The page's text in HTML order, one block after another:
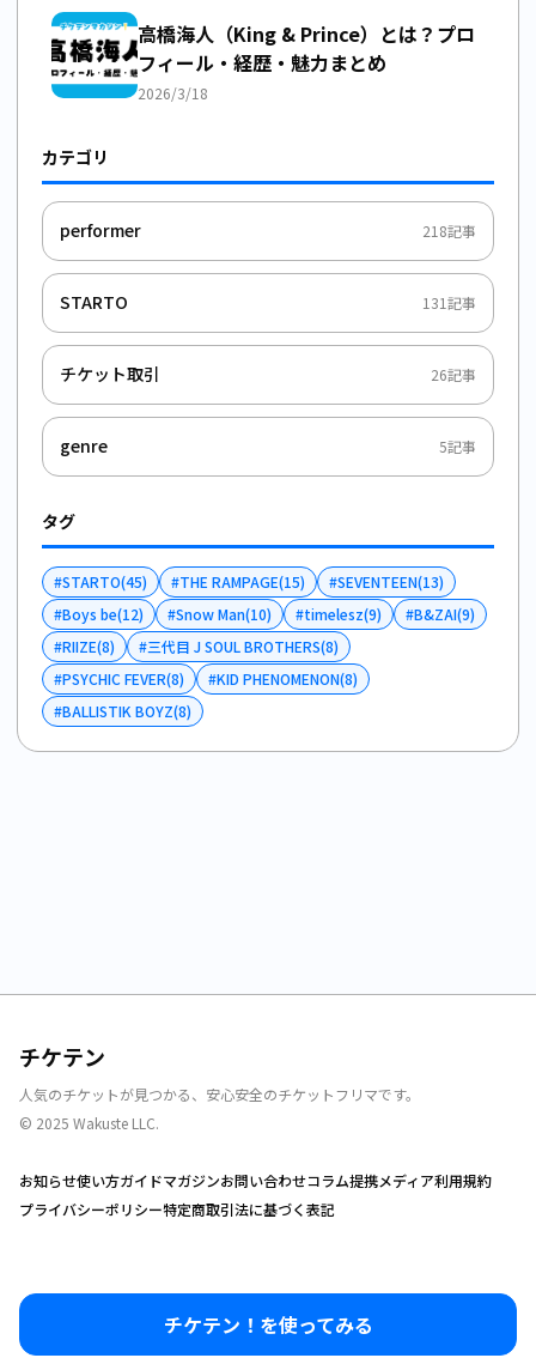
高橋海人（King & Prince）とは？プロ
フィール・経歴・魅力まとめ
2026/3/18
カテゴリ
performer 218記事
STARTO 131記事
チケット取引 26記事
genre 5記事
タグ
#STARTO(45) #THE RAMPAGE(15) #SEVENTEEN(13)
#Boys be(12) #Snow Man(10) #timelesz(9) #B&ZAI(9)
#RIIZE(8) #三代目 J SOUL BROTHERS(8)
#PSYCHIC FEVER(8) #KID PHENOMENON(8)
#BALLISTIK BOYZ(8)
チケテン！を使ってみる
チケテン
人気のチケットが見つかる、安心安全のチケットフリマです。
© 2025 Wakuste LLC.
お知らせ使い方ガイドマガジンお問い合わせコラム提携メディア利用規約
プライバシーポリシー特定商取引法に基づく表記